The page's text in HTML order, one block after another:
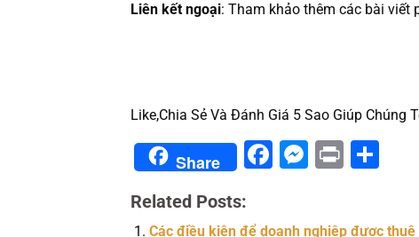
Liên kết ngoại: Tham khảo thêm các bài viết
Like,Chia Sẻ Và Đánh Giá 5 Sao Giúp Chúng
Share Facebook
Print
Related Posts:
Các điều kiện để doanh nghiệp được